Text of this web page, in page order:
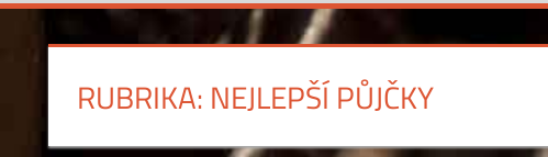
RUBRIKA: NEJLEPŠÍ PŮJČKY